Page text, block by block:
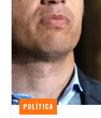
POLÍTICA